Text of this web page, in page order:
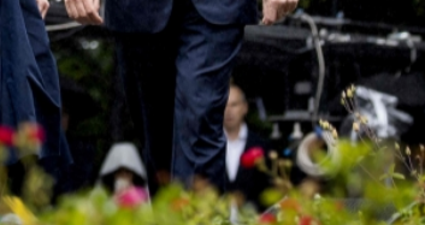
周六早上八時開售
並首次在港獨奏
仲倫敦實踐引熱議